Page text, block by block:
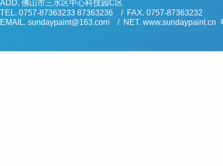
ADD. 佛山市三水区中心科技园C区
TEL. 0757-87363233 87363236 / FAX. 0757-87363232
EMAIL. sundaypaint@163.com / NET. www.sundaypaint.cn